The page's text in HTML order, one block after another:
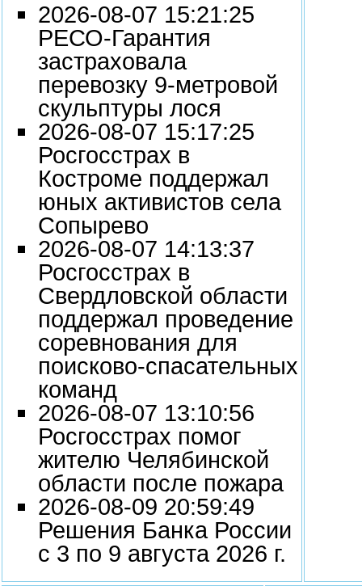
2026-08-07 15:21:25
РЕСО-Гарантия
застраховала
перевозку 9-метровой
скульптуры лося
2026-08-07 15:17:25
Росгосстрах в
Костроме поддержал
юных активистов села
Сопырево
2026-08-07 14:13:37
Росгосстрах в
Свердловской области
поддержал проведение
соревнования для
поисково‑спасательных
команд
2026-08-07 13:10:56
Росгосстрах помог
жителю Челябинской
области после пожара
2026-08-09 20:59:49
Решения Банка России
с 3 по 9 августа 2026 г.